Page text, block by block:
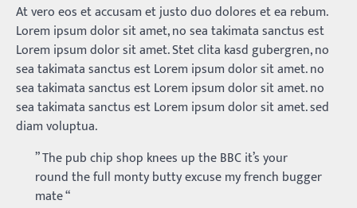
At vero eos et accusam et justo duo dolores et ea rebum.
Lorem ipsum dolor sit amet, no sea takimata sanctus est
Lorem ipsum dolor sit amet. Stet clita kasd gubergren, no
sea takimata sanctus est Lorem ipsum dolor sit amet. no
sea takimata sanctus est Lorem ipsum dolor sit amet. no
sea takimata sanctus est Lorem ipsum dolor sit amet. sed
diam voluptua.
” The pub chip shop knees up the BBC it’s your
round the full monty butty excuse my french bugger
mate “